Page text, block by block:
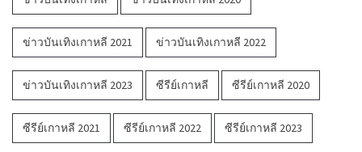
ข่าวบันเทิงเกาหลี 2021 ข่าวบันเทิงเกาหลี 2022
ข่าวบันเทิงเกาหลี 2023 ซีรีย์เกาหลี ซีรีย์เกาหลี 2020
ซีรีย์เกาหลี 2021 ซีรีย์เกาหลี 2022 ซีรีย์เกาหลี 2023